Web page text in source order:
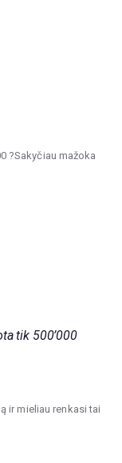
?Sakyčiau mažoka
tik 500’000
ir mieliau renkasi tai